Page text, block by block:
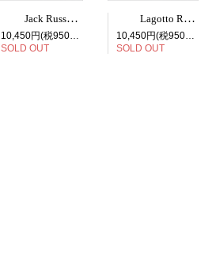
Jack Russell Terrier face bag charm
10,450円(税950円)
SOLD OUT
Lagotto Romagnolo face bag charm
10,450円(税950円)
SOLD OUT